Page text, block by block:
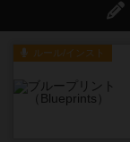
ルール/インスト